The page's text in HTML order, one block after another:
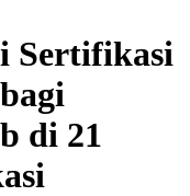
Sertifikasi
di 21